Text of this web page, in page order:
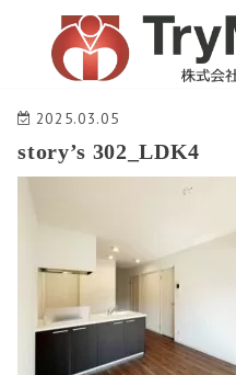
2025.03.05
story’s 302_LDK4